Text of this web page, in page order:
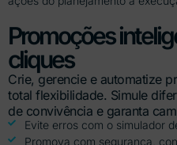
Promoções
cliques
Crie, gerencie e automatize
total flexibilidade. Simule
de convivência e garanta
Evite erros com o simulador
Promova com segurança,